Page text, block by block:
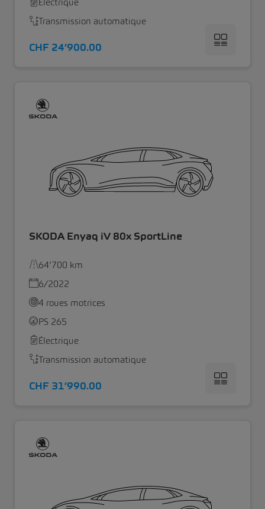
Électrique
Transmission automatique
CHF 24’900.00
SKODA Enyaq iV 80x SportLine
64’700 km
6/2022
4 roues motrices
PS 265
Électrique
Transmission automatique
CHF 31’990.00